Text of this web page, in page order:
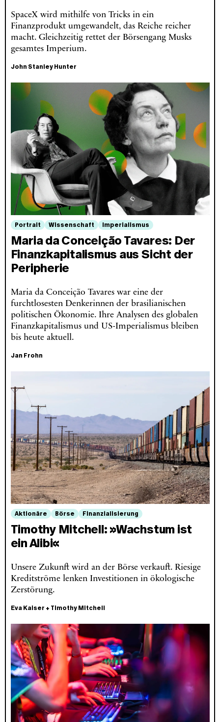
SpaceX wird mithilfe von Tricks in ein
Finanzprodukt umgewandelt, das Reiche reicher
macht. Gleichzeitig rettet der Börsengang Musks
gesamtes Imperium.
John Stanley Hunter
Portrait Wissenschaft Imperialismus
Maria da Conceição Tavares: Der
Finanzkapitalismus aus Sicht der
Peripherie
Maria da Conceição Tavares war eine der
furchtlosesten Denkerinnen der brasilianischen
politischen Ökonomie. Ihre Analysen des globalen
Finanzkapitalismus und US-Imperialismus bleiben
bis heute aktuell.
Jan Frohn
Aktionäre Börse Finanzialisierung
Timothy Mitchell: »Wachstum ist
ein Alibi«
Unsere Zukunft wird an der Börse verkauft. Riesige
Kreditströme lenken Investitionen in ökologische
Zerstörung.
Eva Kaiser + Timothy Mitchell